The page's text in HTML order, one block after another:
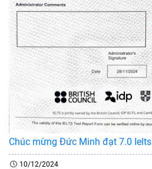
Chúc mừng Đức Minh đạt 7.0 Ielts
10/12/2024